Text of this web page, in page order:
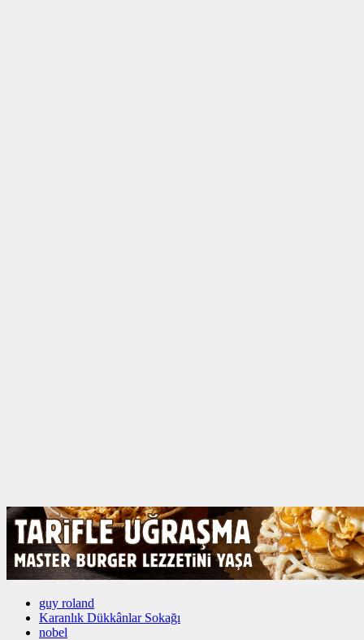
guy roland
Karanlık Dükkânlar Sokağı
nobel